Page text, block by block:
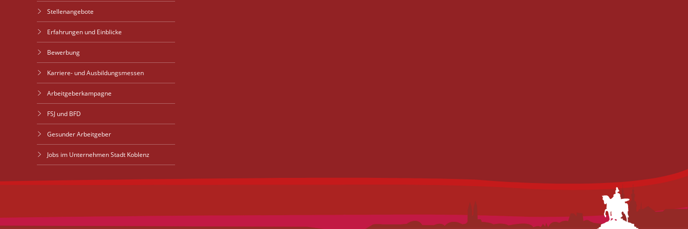
Stellenangebote
Erfahrungen und Einblicke
Bewerbung
Karriere- und Ausbildungsmessen
Arbeitgeberkampagne
FSJ und BFD
Gesunder Arbeitgeber
Jobs im Unternehmen Stadt Koblenz